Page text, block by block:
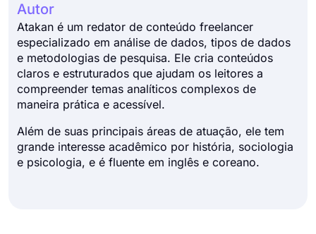
Autor
Atakan é um redator de conteúdo freelancer
especializado em análise de dados, tipos de dados
e metodologias de pesquisa. Ele cria conteúdos
claros e estruturados que ajudam os leitores a
compreender temas analíticos complexos de
maneira prática e acessível.
Além de suas principais áreas de atuação, ele tem
grande interesse acadêmico por história, sociologia
e psicologia, e é fluente em inglês e coreano.